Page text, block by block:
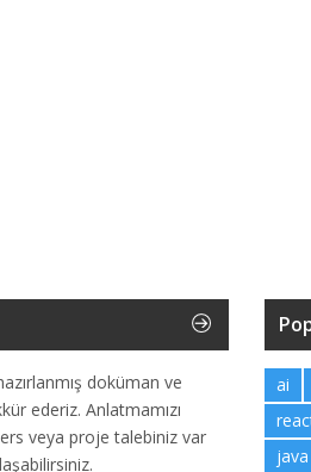
doküman ve
ederiz. Anlatmamızı
veya proje talebiniz var
ai
java